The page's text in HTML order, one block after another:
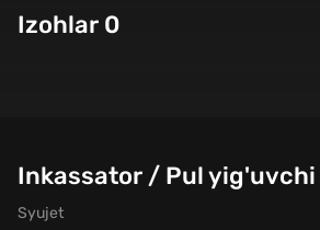
Izohlar 0
Inkassator / Pul yig'uvchi
Syujet